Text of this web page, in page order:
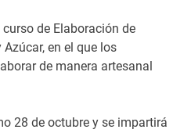
de Elaboración de
en el que los
de manera artesanal
28 de octubre y se impartirá